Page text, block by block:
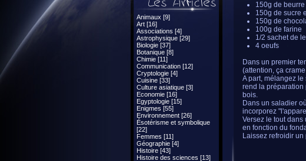
Animaux [9]
Art [16]
Associations [4]
Astrophysique [29]
Biologie [37]
Botanique [8]
Chimie [11]
Communication [12]
Cryptologie [4]
Cuisine [33]
Culture asiatique [3]
Economie [16]
Egyptologie [15]
Enigmes [55]
Environnement [26]
Ésotérisme et symbolique
[22]
Femmes [11]
Géographie [4]
Histoire [43]
Histoire des sciences [13]
150g de beurre
150g de sucre
150g de
100g de farine
1/2 sachet de
4 oeufs
Dans un premier
(attention, ça
A part, mélangez
rend la préparation
bois.
Dans un saladier
incorporez
Versez le tout
en fonction du
Laissez refroidir